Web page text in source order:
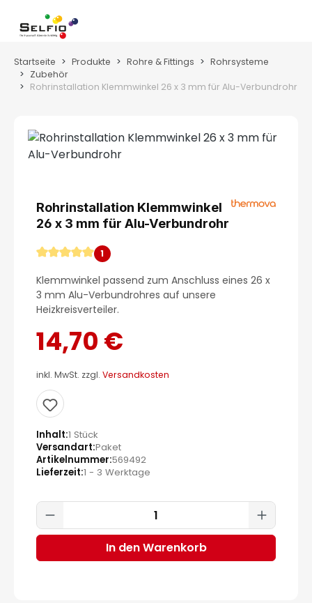
Zum Hauptinhalt springen
Startseite Produkte Rohre & Fittings
Rohrsysteme
Zubehör
Rohrinstallation Klemmwinkel 26 x 3 mm für Alu-Verbundrohr
Rohrinstallation Klemmwinkel
26 x 3 mm für Alu-Verbundrohr
Durchschnittliche Bewertung von 5 von 5 Sternen
1
Klemmwinkel passend zum Anschluss eines 26 x
3 mm Alu-Verbundrohres auf unsere
Heizkreisverteiler.
14,70 €
inkl. MwSt. zzgl. Versandkosten
Inhalt 1 Stück
Versandart Paket
Artikelnummer 569492
Lieferzeit 1 - 3 Werktage
Produkt Anzahl: Gib den
In den Warenkorb